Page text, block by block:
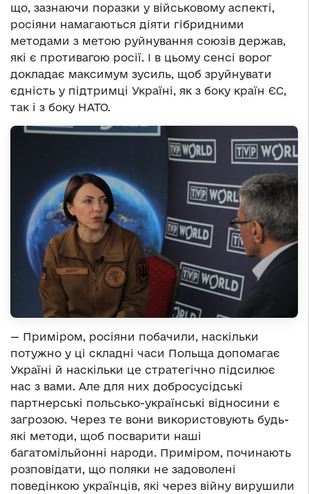
що, зазнаючи поразки у військовому аспекті,
росіяни намагаються діяти гібридними
методами з метою руйнування союзів держав,
які є противагою росії. І в цьому сенсі ворог
докладає максимум зусиль, щоб зруйнувати
єдність у підтримці Україні, як з боку країн ЄС,
так і з боку НАТО.
— Приміром, росіяни побачили, наскільки
потужно у ці складні часи Польща допомагає
Україні й наскільки це стратегічно підсилює
нас з вами. Але для них добросусідські
партнерські польсько-українські відносини є
загрозою. Через те вони використовують будь-
які методи, щоб посварити наші
багатомільйонні народи. Приміром, починають
розповідати, що поляки не задоволені
поведінкою українців, які через війну вирушили